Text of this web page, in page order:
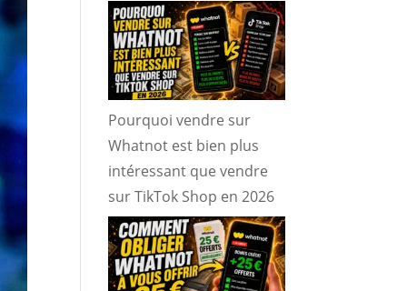
Pourquoi vendre sur
Whatnot est bien plus
intéressant que vendre
sur TikTok Shop en 2026